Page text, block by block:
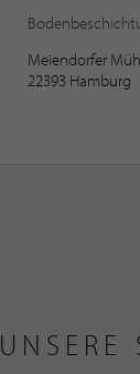
Meiendorfer
22393 Hamburg
UNSERE